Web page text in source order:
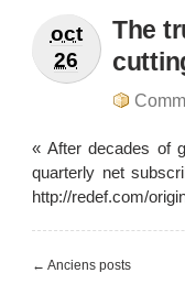
oct
26
The
« After decades of
quarterly net
http://redef.com/
← Anciens posts